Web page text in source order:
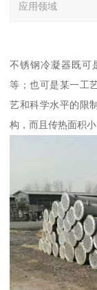
应用领域
不锈钢冷凝器既可
等；也可是某一工
艺和科学水平的限
构，而且传热面积